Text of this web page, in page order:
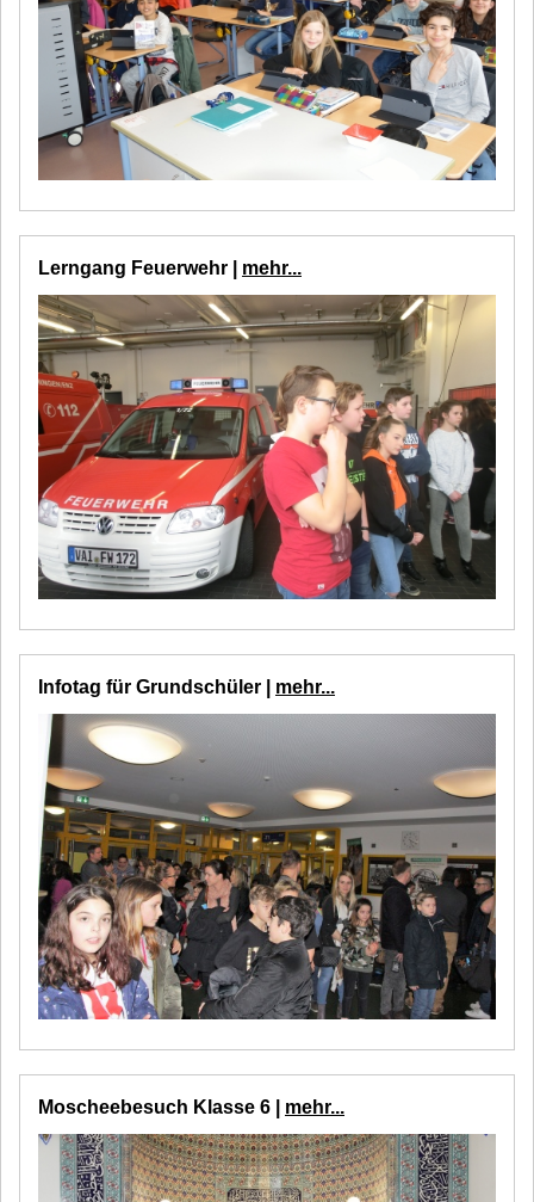
Lerngang Feuerwehr | mehr...
Infotag für Grundschüler | mehr...
Moscheebesuch Klasse 6 | mehr...